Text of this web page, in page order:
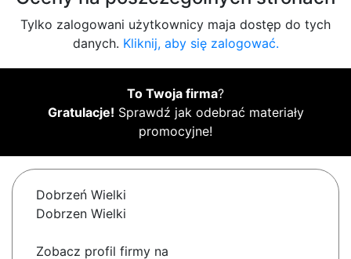
Tylko zalogowani użytkownicy maja dostęp do tych
danych. Kliknij, aby się zalogować.
To Twoja firma?
Gratulacje! Sprawdź jak odebrać materiały
promocyjne!
Dobrzeń Wielki
Dobrzen Wielki
Zobacz profil firmy na